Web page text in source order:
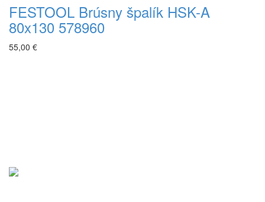
FESTOOL Brúsny špalík HSK-A
80x130 578960
55,00 €